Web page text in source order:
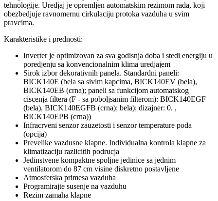
tehnologije. Uredjaj je opremljen automatskim rezimom rada, koji
obezbedjuje ravnomernu cirkulaciju protoka vazduha u svim
pravcima.
Karakteristike i prednosti:
Inverter je optimizovan za sva godisnja doba i stedi energiju u
poredjenju sa konvencionalnim klima uredjajem
Sirok izbor dekorativnih panela. Standardni paneli:
BICK140E (bela sa sivim kapcima, BICK140EV (bela),
BICK140EB (crna); paneli sa funkcijom automatskog
ciscenja filtera (F - sa poboljsanim filterom): BICK140EGF
(bela), BICK140EGFB (crna); bela); dizajner: 0. ,
BICK140EPB (crna))
Infracrveni senzor zauzetosti i senzor temperature poda
(opcija)
Prevelike vazdusne klapne. Individualna kontrola klapne za
klimatizaciju razlicitih podrucja
Jedinstvene kompaktne spoljne jedinice sa jednim
ventilatorom do 87 cm visine diskretno postavljene
Atmosferska primesa vazduha
Programirajte susenje na vazduhu
Rezim zamaha klapne